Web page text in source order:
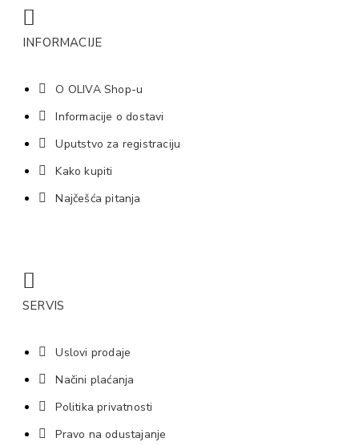
INFORMACIJE
O OLIVA Shop-u
Informacije o dostavi
Uputstvo za registraciju
Kako kupiti
Najčešća pitanja
SERVIS
Uslovi prodaje
Načini plaćanja
Politika privatnosti
Pravo na odustajanje